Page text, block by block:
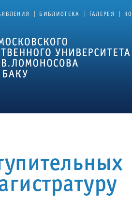
| БИБЛИОТЕКА | ГАЛЕРЕЯ |